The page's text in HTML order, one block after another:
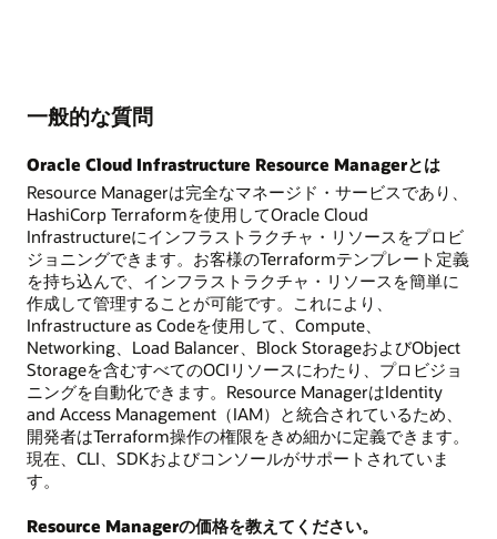
一般的な質問
Oracle Cloud Infrastructure Resource Managerとは
Resource Managerは完全なマネージド・サービスであり、
HashiCorp Terraformを使用してOracle Cloud
Infrastructureにインフラストラクチャ・リソースをプロビ
ジョニングできます。お客様のTerraformテンプレート定義
を持ち込んで、インフラストラクチャ・リソースを簡単に
作成して管理することが可能です。これにより、
Infrastructure as Codeを使用して、Compute、
Networking、Load Balancer、Block StorageおよびObject
Storageを含むすべてのOCIリソースにわたり、プロビジョ
ニングを自動化できます。Resource ManagerはIdentity
and Access Management（IAM）と統合されているため、
開発者はTerraform操作の権限をきめ細かに定義できます。
現在、CLI、SDKおよびコンソールがサポートされていま
す。
Resource Managerの価格を教えてください。